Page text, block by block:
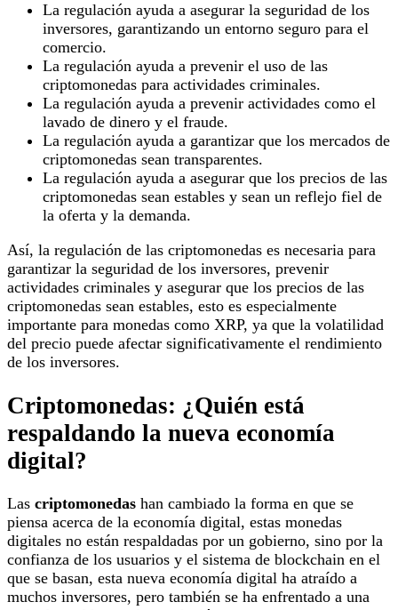
La regulación ayuda a asegurar la seguridad de los
inversores, garantizando un entorno seguro para el
comercio.
La regulación ayuda a prevenir el uso de las
criptomonedas para actividades criminales.
La regulación ayuda a prevenir actividades como el
lavado de dinero y el fraude.
La regulación ayuda a garantizar que los mercados de
criptomonedas sean transparentes.
La regulación ayuda a asegurar que los precios de las
criptomonedas sean estables y sean un reflejo fiel de
la oferta y la demanda.
Así, la regulación de las criptomonedas es necesaria para
garantizar la seguridad de los inversores, prevenir
actividades criminales y asegurar que los precios de las
criptomonedas sean estables, esto es especialmente
importante para monedas como XRP, ya que la volatilidad
del precio puede afectar significativamente el rendimiento
de los inversores.
Criptomonedas: ¿Quién está
respaldando la nueva economía
digital?
Las criptomonedas han cambiado la forma en que se
piensa acerca de la economía digital, estas monedas
digitales no están respaldadas por un gobierno, sino por la
confianza de los usuarios y el sistema de blockchain en el
que se basan, esta nueva economía digital ha atraído a
muchos inversores, pero también se ha enfrentado a una